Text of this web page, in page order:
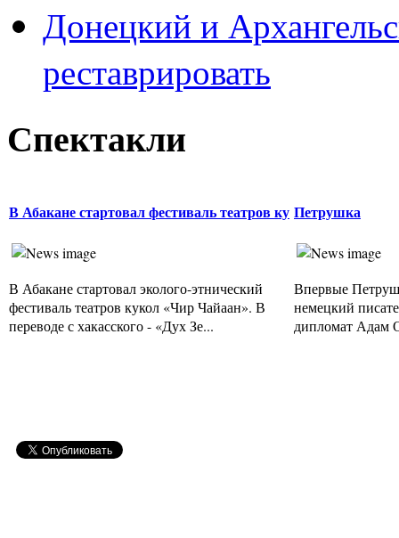
Донецкий и
реставрировать
Спектакли
В Абакане стартовал фестиваль театров ку
В Абакане стартовал эколого-этнический
фестиваль театров кукол «Чир Чайаан». В
переводе с хакасского - «Дух Зе...
Петрушка
Впервые
немецкий
дипломат Адам